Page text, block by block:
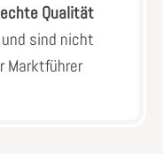
echte Qualität
und sind nicht
Marktführer